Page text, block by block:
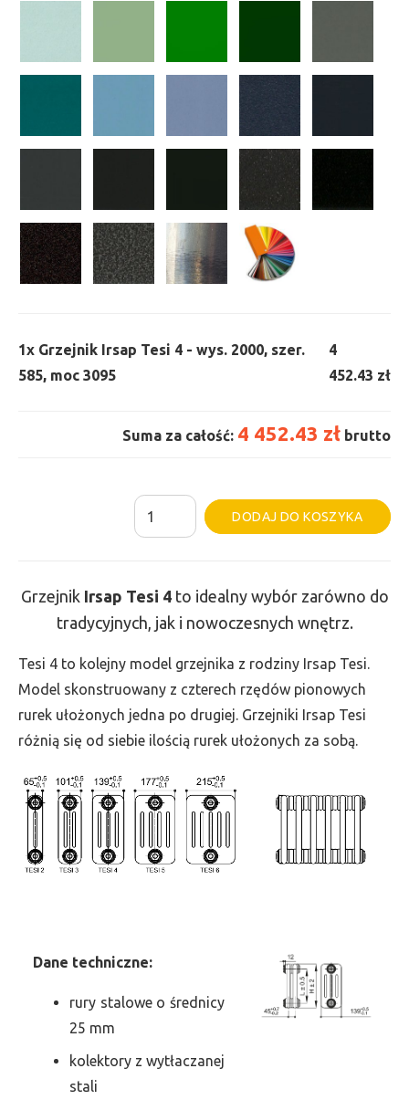
1x Grzejnik Irsap Tesi 4 - wys. 2000, szer.
585, moc 3095
4
452.43 zł
Suma za całość: 4 452.43 zł brutto
ilość
Grzejnik
wys.
2000,
szer.
585,
3095
DODAJ DO KOSZYKA
Grzejnik Irsap Tesi 4to idealny wybór zarówno do
tradycyjnych, jak i nowoczesnych wnętrz.
Tesi 4 to kolejny model grzejnika z rodziny Irsap Tesi.
Model skonstruowany z czterech rzędów pionowych
rurek ułożonych jedna po drugiej. Grzejniki Irsap Tesi
różnią się od siebie ilością rurek ułożonych za sobą.
Dane techniczne:
rury stalowe o średnicy
25 mm
kolektory z wytłaczanej
stali